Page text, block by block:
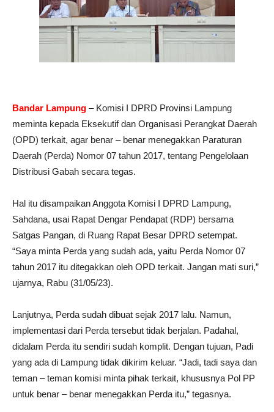
Bandar Lampung – Komisi I DPRD Provinsi Lampung
meminta kepada Eksekutif dan Organisasi Perangkat Daerah
(OPD) terkait, agar benar – benar menegakkan Paraturan
Daerah (Perda) Nomor 07 tahun 2017, tentang Pengelolaan
Distribusi Gabah secara tegas.
Hal itu disampaikan Anggota Komisi I DPRD Lampung,
Sahdana, usai Rapat Dengar Pendapat (RDP) bersama
Satgas Pangan, di Ruang Rapat Besar DPRD setempat.
“Saya minta Perda yang sudah ada, yaitu Perda Nomor 07
tahun 2017 itu ditegakkan oleh OPD terkait. Jangan mati suri,”
ujarnya, Rabu (31/05/23).
Lanjutnya, Perda sudah dibuat sejak 2017 lalu. Namun,
implementasi dari Perda tersebut tidak berjalan. Padahal,
didalam Perda itu sendiri sudah komplit. Dengan tujuan, Padi
yang ada di Lampung tidak dikirim keluar. “Jadi, tadi saya dan
teman – teman komisi minta pihak terkait, khususnya Pol PP
untuk benar – benar menegakkan Perda itu,” tegasnya.